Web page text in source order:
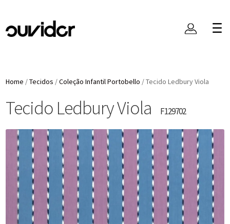
Home /Tecidos /Coleção Infantil Portobello /Tecido Ledbury Viola
Tecido Ledbury Viola F129702